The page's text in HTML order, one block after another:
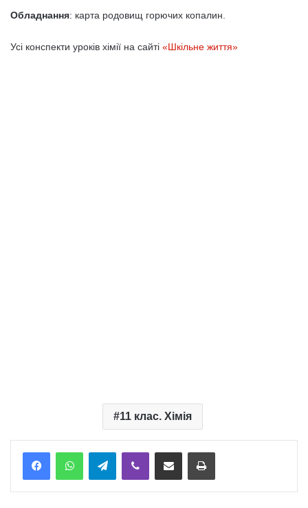
Обладнання: карта родовищ горючих копалин.
Усі конспекти уроків хімії на сайті «Шкільне життя»
11 клас. Хімія
TelegramViber Надіслати електронною поштоюНадрукувати